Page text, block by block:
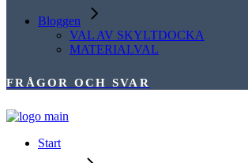
Bloggen
VAL AV SKYLTDOCKA
MATERIALVAL
FRÅGOR OCH SVAR
Start